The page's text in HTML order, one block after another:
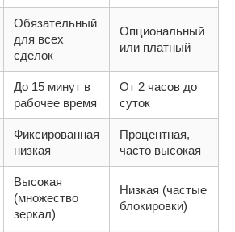
Обязательный
для всех
сделок
Опциональный
или платный
До 15 минут в
рабочее время
От 2 часов до
суток
Фиксированная
низкая
Процентная,
часто высокая
Высокая
(множество
зеркал)
Низкая (частые
блокировки)